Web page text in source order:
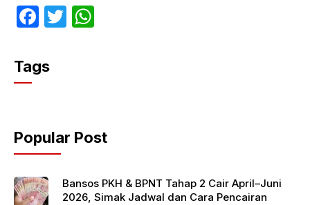
F
c
e
o
o
k
T
p
p
Tags
Popular Post
Bansos PKH & BPNT Tahap 2 Cair April–Juni
2026, Simak Jadwal dan Cara Pencairan